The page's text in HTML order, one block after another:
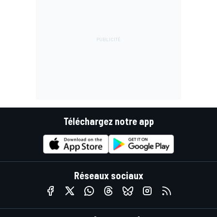
Téléchargez notre app
Réseaux sociaux